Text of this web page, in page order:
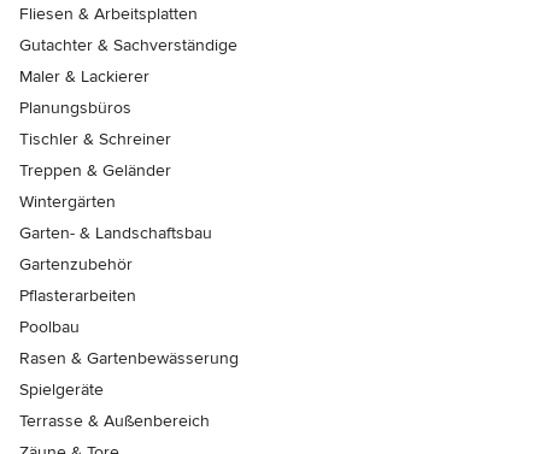
Fliesen & Arbeitsplatten
Gutachter & Sachverständige
Maler & Lackierer
Planungsbüros
Tischler & Schreiner
Treppen & Geländer
Wintergärten
Garten- & Landschaftsbau
Gartenzubehör
Pflasterarbeiten
Poolbau
Rasen & Gartenbewässerung
Spielgeräte
Terrasse & Außenbereich